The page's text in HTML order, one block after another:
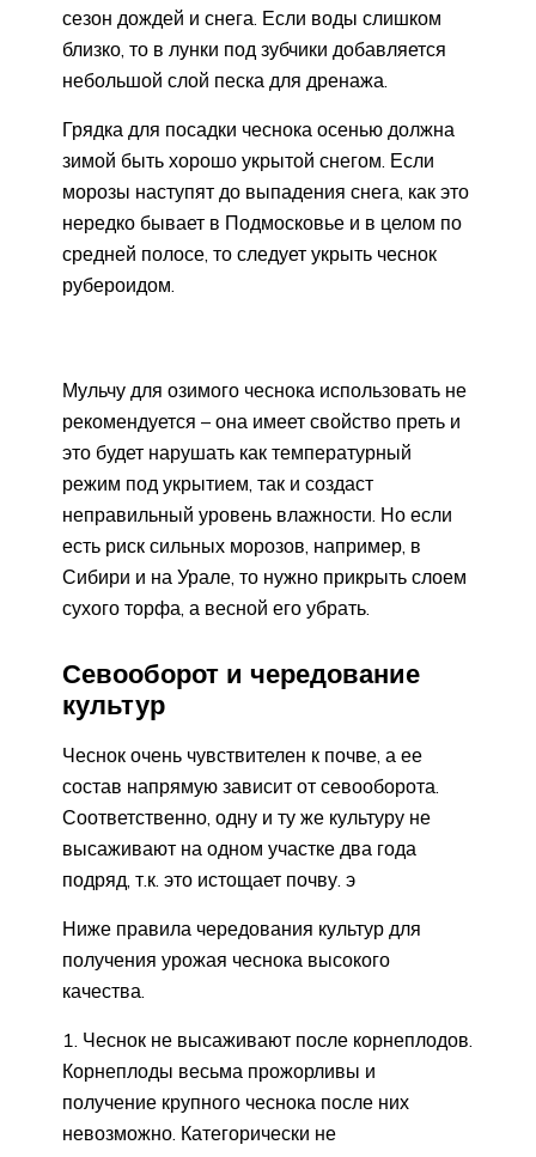
сезон дождей и снега. Если воды слишком
близко, то в лунки под зубчики добавляется
небольшой слой песка для дренажа.
Грядка для посадки чеснока осенью должна
зимой быть хорошо укрытой снегом. Если
морозы наступят до выпадения снега, как это
нередко бывает в Подмосковье и в целом по
средней полосе, то следует укрыть чеснок
рубероидом.
Мульчу для озимого чеснока использовать не
рекомендуется – она имеет свойство преть и
это будет нарушать как температурный
режим под укрытием, так и создаст
неправильный уровень влажности. Но если
есть риск сильных морозов, например, в
Сибири и на Урале, то нужно прикрыть слоем
сухого торфа, а весной его убрать.
Севооборот и чередование
культур
Чеснок очень чувствителен к почве, а ее
состав напрямую зависит от севооборота.
Соответственно, одну и ту же культуру не
высаживают на одном участке два года
подряд, т.к. это истощает почву. э
Ниже правила чередования культур для
получения урожая чеснока высокого
качества.
Чеснок не высаживают после корнеплодов.
Корнеплоды весьма прожорливы и
получение крупного чеснока после них
невозможно. Категорически не